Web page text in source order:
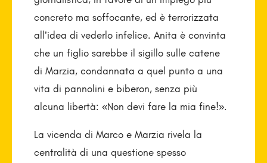
concreto ma soffocante, ed è terrorizzata
all’idea di vederlo infelice. Anita è convinta
che un figlio sarebbe il sigillo sulle catene
di Marzia, condannata a quel punto a una
vita di pannolini e biberon, senza più
alcuna libertà: «Non devi fare la mia fine!».
La vicenda di Marco e Marzia rivela la
centralità di una questione spesso